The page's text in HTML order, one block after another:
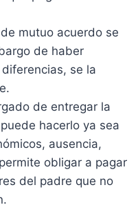
mutuo acuerdo se
de haber
se la
de entregar la
hacerlo ya sea
ausencia,
obligar a pagar
del padre que no